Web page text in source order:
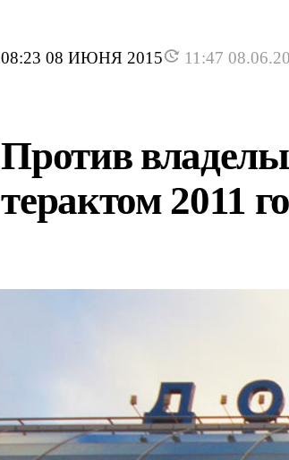
08:23 08 ИЮНЯ 2015 11:47
Против
терактом 2011